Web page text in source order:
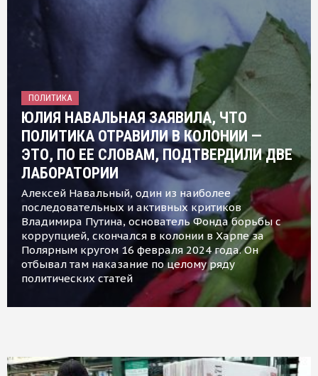
ПОЛИТИКА
ЮЛИЯ НАВАЛЬНАЯ ЗАЯВИЛА, ЧТО
ПОЛИТИКА ОТРАВИЛИ В КОЛОНИИ —
ЭТО, ПО ЕЕ СЛОВАМ, ПОДТВЕРДИЛИ ДВЕ
ЛАБОРАТОРИИ
Алексей Навальный, один из наиболее
последовательных и активных критиков
Владимира Путина, основатель Фонда борьбы с
коррупцией, скончался в колонии в Харпе за
Полярным кругом 16 февраля 2024 года. Он
отбывал там наказание по целому ряду
политических статей